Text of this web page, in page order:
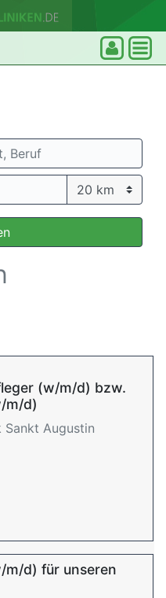
(w/m/d) bzw.
m/d)
Augustin
m/d) für unseren